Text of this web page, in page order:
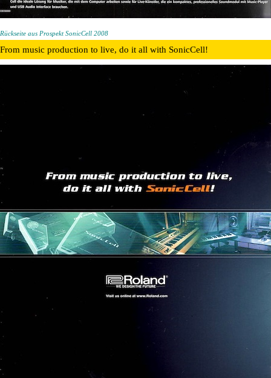
Rückseite aus Prospekt SonicCell 2008
From music production to live, do it all with SonicCell!